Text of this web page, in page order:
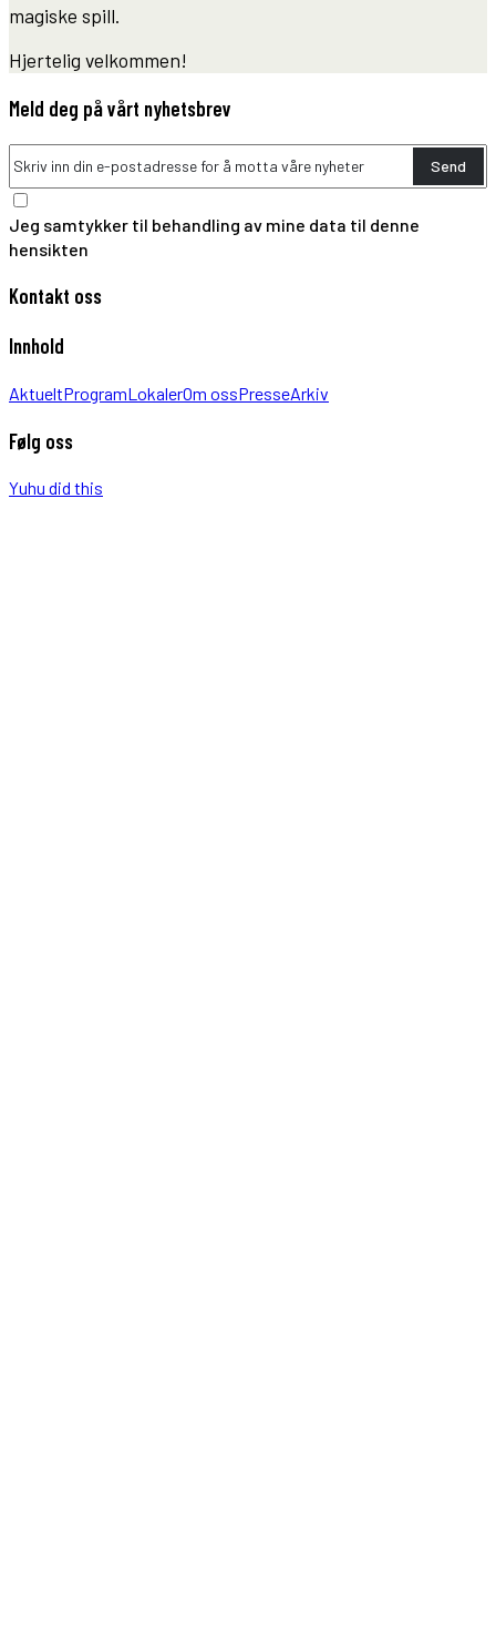
magiske spill.
Hjertelig velkommen!
Meld deg på vårt nyhetsbrev
Send
Jeg samtykker til behandling av mine data til denne
hensikten
Kontakt oss
Innhold
AktueltProgramLokalerOm ossPresseArkiv
Følg oss
Yuhu did this